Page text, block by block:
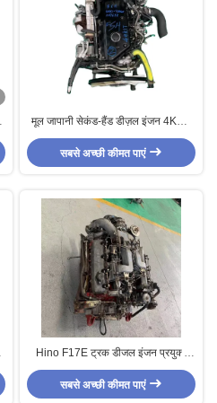
मूल जापानी सेकंड-हैंड डीज़ल इंजन 4KH1
यूरो 4 इंजन डीज़ल, इज़ुज़ु ट्रकों में प्रयुक्त
सबसे अच्छी कीमत पाएं
Hino F17E ट्रक डीजल इंजन प्रयुक्त
टर्बोचार्ज मोटर 175hp
सबसे अच्छी कीमत पाएं